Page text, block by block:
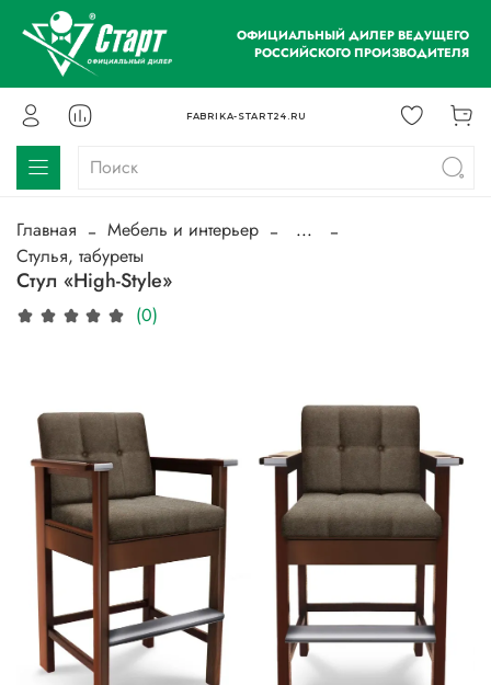
ОФИЦИАЛЬНЫЙ ДИЛЕР ВЕДУЩЕГО
РОССИЙСКОГО ПРОИЗВОДИТЕЛЯ
FABRIKA-START24.RU
Главная Мебель и интерьер
...
Стулья, табуреты
Стул «High-Style»
(0)